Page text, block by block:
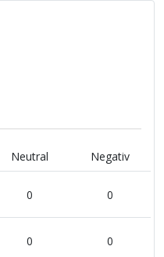
Neutral
Negativ
0 0
0 0